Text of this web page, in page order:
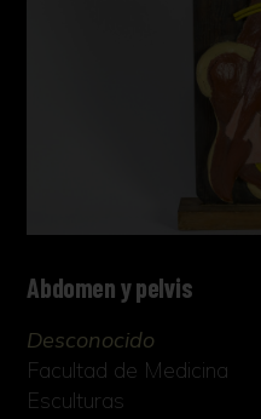
Abdomen y pelvis
Desconocido
Facultad de Medicina
Esculturas